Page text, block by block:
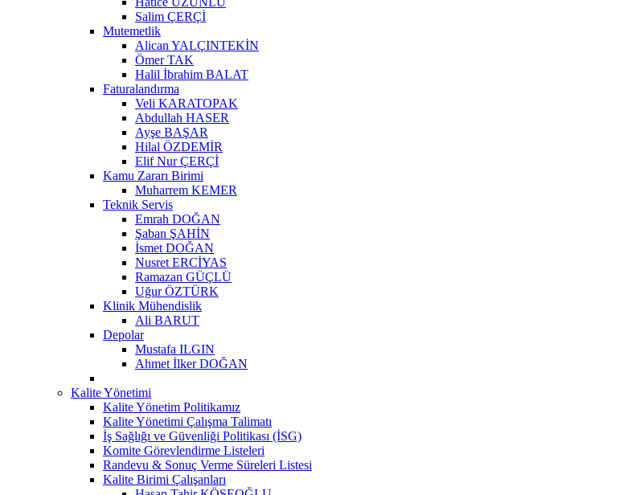
Salim ÇERÇİ
Mutemetlik
Alican YALÇINTEKİN
Ömer TAK
Halil İbrahim BALAT
Faturalandırma
Veli KARATOPAK
Abdullah HASER
Ayşe BAŞAR
Hilal ÖZDEMİR
Elif Nur ÇERÇİ
Kamu Zararı Birimi
Muharrem KEMER
Teknik Servis
Emrah DOĞAN
Şaban ŞAHİN
İsmet DOĞAN
Nusret ERCİYAS
Ramazan GÜÇLÜ
Uğur ÖZTÜRK
Klinik Mühendislik
Ali BARUT
Depolar
Mustafa ILGIN
Ahmet İlker DOĞAN
Kalite Yönetimi
Kalite Yönetim Politikamız
Kalite Yönetimi Çalışma Talimatı
İş Sağlığı ve Güvenliği Politikası (İSG)
Komite Görevlendirme Listeleri
Randevu & Sonuç Verme Süreleri Listesi
Kalite Birimi Çalışanları